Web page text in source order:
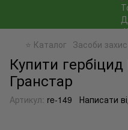
⭐ Каталог Засоби
Купити
Гранстар
Артикул: re-149 Написати